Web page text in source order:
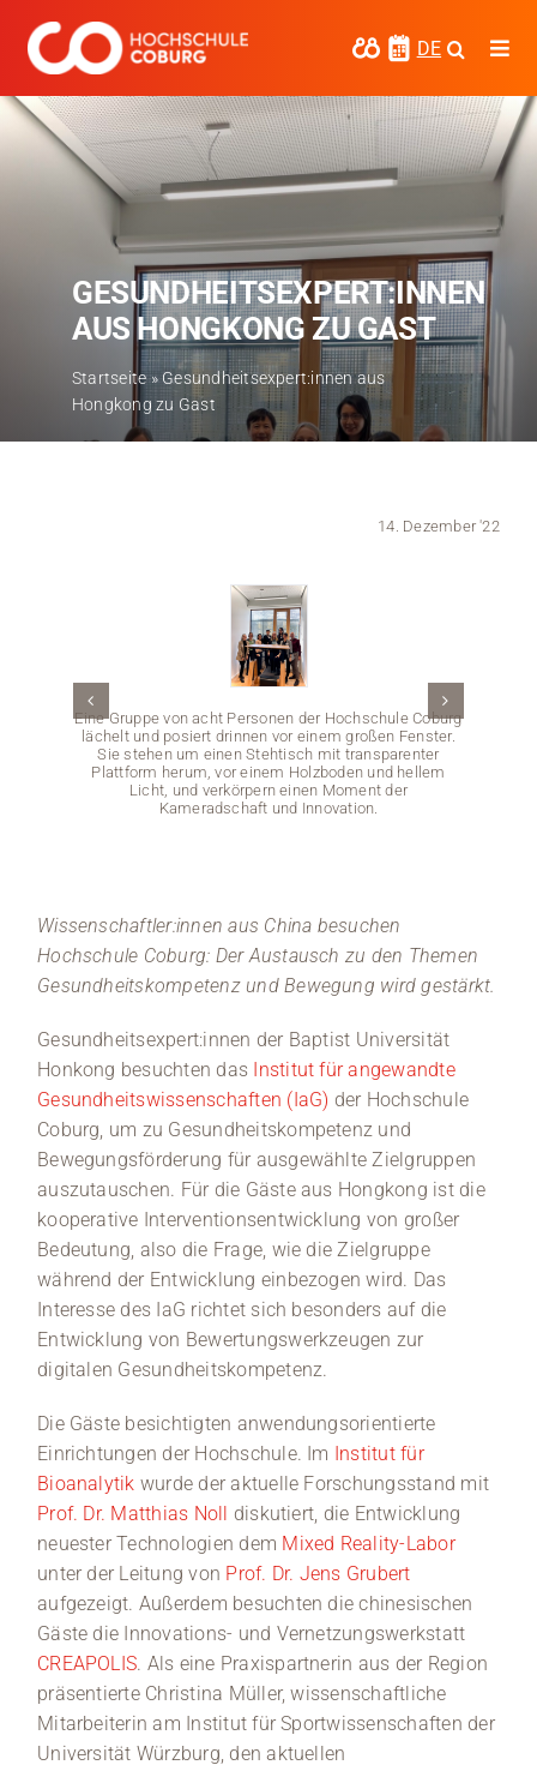
Inhalt
springen
DE
Studieren
Forschen
Kooperieren
Hochschule Coburg
Regionalentwicklung
Entdecke die Region
News
Veranstaltungen
GESUNDHEITSEXPERT:INNEN
AUS HONGKONG ZU GAST
Startseite» Gesundheitsexpert:innen aus
Hongkong zu Gast
14. Dezember '22
Eine Gruppe von acht Personen der Hochschule Coburg
lächelt und posiert drinnen vor einem großen Fenster.
Sie stehen um einen Stehtisch mit transparenter
Plattform herum, vor einem Holzboden und hellem
Licht, und verkörpern einen Moment der
Kameradschaft und Innovation.
Wissenschaftler:innen aus China besuchen
Hochschule Coburg: Der Austausch zu den Themen
Gesundheitskompetenz und Bewegung wird gestärkt.
Gesundheitsexpert:innen der Baptist Universität
Honkong besuchten das Institut für angewandte
Gesundheitswissenschaften (IaG) der Hochschule
Coburg, um zu Gesundheitskompetenz und
Bewegungsförderung für ausgewählte Zielgruppen
auszutauschen. Für die Gäste aus Hongkong ist die
kooperative Interventionsentwicklung von großer
Bedeutung, also die Frage, wie die Zielgruppe
während der Entwicklung einbezogen wird. Das
Interesse des IaG richtet sich besonders auf die
Entwicklung von Bewertungswerkzeugen zur
digitalen Gesundheitskompetenz.
Die Gäste besichtigten anwendungsorientierte
Einrichtungen der Hochschule. Im Institut für
Bioanalytik wurde der aktuelle Forschungsstand mit
Prof. Dr. Matthias Noll diskutiert, die Entwicklung
neuester Technologien dem Mixed Reality-Labor
unter der Leitung von Prof. Dr. Jens Grubert
aufgezeigt. Außerdem besuchten die chinesischen
Gäste die Innovations- und Vernetzungswerkstatt
CREAPOLIS. Als eine Praxispartnerin aus der Region
präsentierte Christina Müller, wissenschaftliche
Mitarbeiterin am Institut für Sportwissenschaften der
Universität Würzburg, den aktuellen